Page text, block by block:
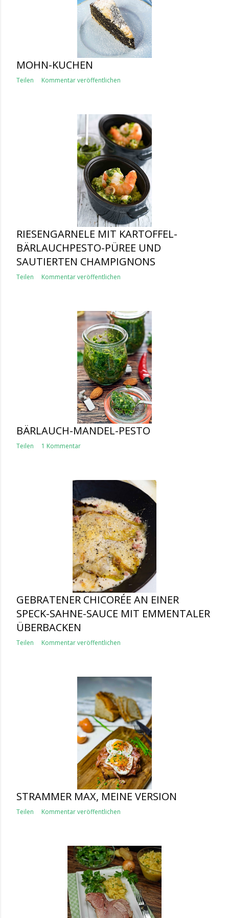
MOHN-KUCHEN
Teilen Kommentar veröffentlichen
RIESENGARNELE MIT KARTOFFEL-
BÄRLAUCHPESTO-PÜREE UND
SAUTIERTEN CHAMPIGNONS
Teilen Kommentar veröffentlichen
BÄRLAUCH-MANDEL-PESTO
Teilen 1 Kommentar
GEBRATENER CHICORÉE AN EINER
SPECK-SAHNE-SAUCE MIT EMMENTALER
ÜBERBACKEN
Teilen Kommentar veröffentlichen
STRAMMER MAX, MEINE VERSION
Teilen Kommentar veröffentlichen